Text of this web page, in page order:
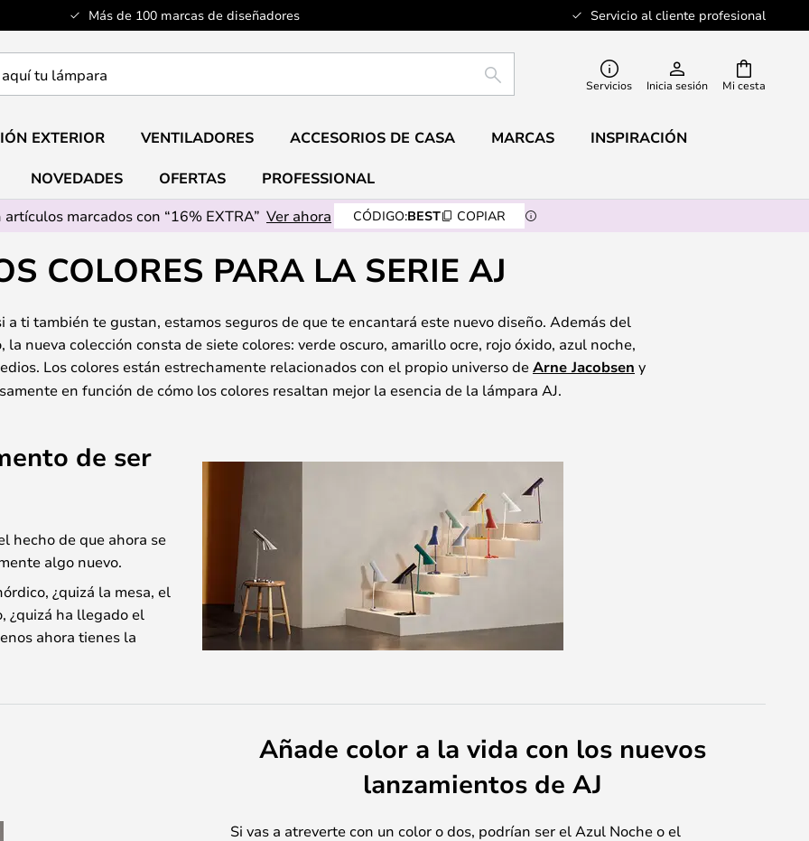
Más de 100 marcas de diseñadores Servicio al cliente profesional
Mi cesta
BUSCAR Servicios Inicia sesión
EXTERIOR VENTILADORES ACCESORIOS DE CASA MARCAS INSPIRACIÓN
NOVEDADES OFERTAS PROFESSIONAL
marcados con “16% EXTRA” Ver ahora CÓDIGO:BEST COPIAR
COLORES PARA LA SERIE AJ
a ti también te gustan, estamos seguros de que te encantará este nuevo diseño. Además del
nueva colección consta de siete colores: verde oscuro, amarillo ocre, rojo óxido, azul noche,
Los colores están estrechamente relacionados con el propio universo deArne Jacobsen y
en función de cómo los colores resaltan mejor la esencia de la lámpara AJ.
de ser
hecho de que ahora se
algo nuevo.
¿quizá la mesa, el
¿quizá ha llegado el
ahora tienes la
Añade color a la vida con los nuevos
lanzamientos de AJ
Si vas a atreverte con un color o dos, podrían ser el Azul Noche o el